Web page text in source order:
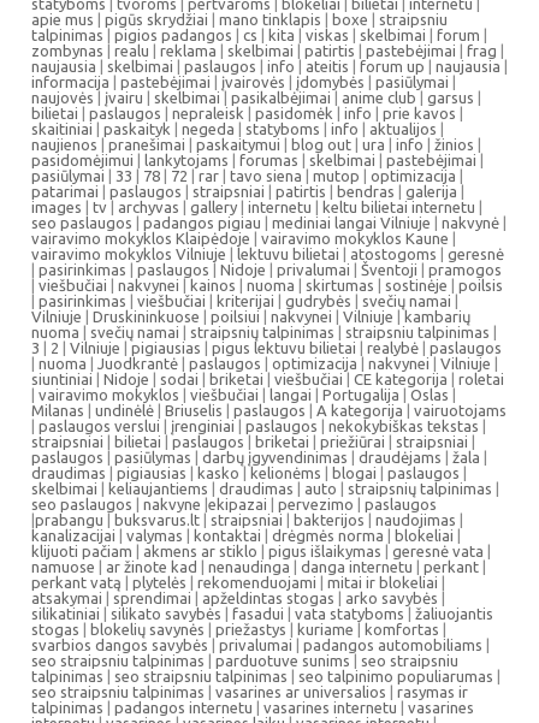
apie mus | pigūs skrydžiai | mano tinklapis | boxe | straipsniu
talpinimas | pigios padangos | cs | kita | viskas | skelbimai | forum |
zombynas | realu | reklama | skelbimai | patirtis | pastebėjimai | frag |
naujausia | skelbimai | paslaugos | info | ateitis | forum up | naujausia |
informacija | pastebėjimai | įvairovės | įdomybės | pasiūlymai |
naujovės | įvairu | skelbimai| pasikalbėjimai | anime club | garsus |
bilietai | paslaugos | nepraleisk | pasidomėk | info | prie kavos |
skaitiniai | paskaityk | negeda | statyboms | info | aktualijos |
naujienos | pranešimai | paskaitymui | blog out | ura | info | žinios |
pasidomėjimui | lankytojams | forumas | skelbimai | pastebėjimai |
pasiūlymai | 33 | 78 | 72 | rar | tavo siena | mutop | optimizacija |
patarimai | paslaugos | straipsniai | patirtis | bendras | galerija |
images | tv | archyvas | gallery | internetu | keltu bilietai internetu |
seo paslaugos | padangos pigiau | mediniai langai Vilniuje | nakvynė |
vairavimo mokyklos Klaipėdoje | vairavimo mokyklos Kaune |
vairavimo mokyklos Vilniuje | lektuvu bilietai | atostogoms | geresnė
| pasirinkimas | paslaugos | Nidoje | privalumai | Šventoji | pramogos
| viešbučiai | nakvynei | kainos | nuoma | skirtumas | sostinėje | poilsis
| pasirinkimas | viešbučiai | kriterijai | gudrybės | svečių namai |
Vilniuje | Druskininkuose | poilsiui | nakvynei | Vilniuje |kambarių
nuoma | svečių namai | straipsnių talpinimas | straipsniu talpinimas |
3 | 2 | Vilniuje |pigiausias | pigus lektuvu bilietai | realybė | paslaugos
| nuoma | Juodkrantė | paslaugos | optimizacija | nakvynei | Vilniuje |
siuntiniai | Nidoje | sodai | briketai | viešbučiai | CE kategorija | roletai
| vairavimo mokyklos | viešbučiai | langai | Portugalija | Oslas |
Milanas | undinėlė | Briuselis | paslaugos | A kategorija | vairuotojams
| paslaugos verslui | įrenginiai | paslaugos | nekokybiškas tekstas |
straipsniai | bilietai |paslaugos | briketai | priežiūrai | straipsniai |
paslaugos | pasiūlymas | darbų įgyvendinimas | draudėjams | žala |
draudimas | pigiausias | kasko|kelionėms | blogai | paslaugos |
skelbimai | keliaujantiems | draudimas | auto | straipsnių talpinimas |
seo paslaugos | nakvyne |ekipazai | pervezimo | paslaugos
|prabangu | buksvarus.lt | straipsniai | bakterijos | naudojimas |
kanalizacijai | valymas | kontaktai | drėgmės norma | blokeliai |
klijuoti pačiam | akmens ar stiklo | pigus išlaikymas | geresnė vata |
namuose | ar žinote kad | nenaudinga | danga internetu | perkant |
perkant vatą | plytelės | rekomenduojami | mitai ir blokeliai |
atsakymai | sprendimai | apželdintas stogas | arko savybės |
silikatiniai | silikato savybės | fasadui | vata statyboms | žaliuojantis
stogas | blokelių savynės | priežastys | kuriame | komfortas |
svarbios dangos savybės | privalumai | padangos automobiliams |
seo straipsniu talpinimas | parduotuve sunims | seo straipsniu
talpinimas | seo straipsniu talpinimas | seo talpinimo populiarumas |
seo straipsniu talpinimas | vasarines ar universalios | rasymas ir
talpinimas | padangos internetu | vasarines internetu | vasarines